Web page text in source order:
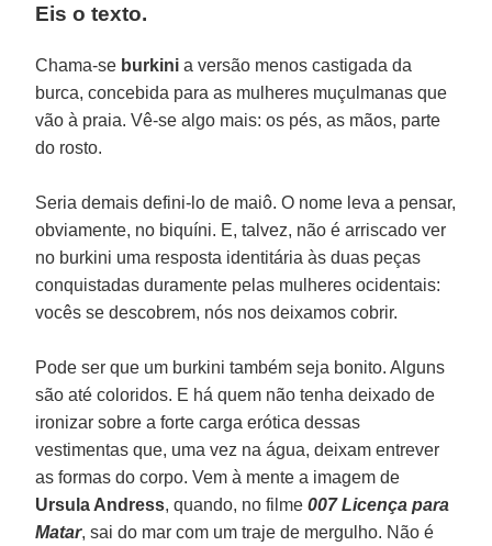
Eis o texto.
Chama-se burkini a versão menos castigada da
burca, concebida para as mulheres muçulmanas que
vão à praia. Vê-se algo mais: os pés, as mãos, parte
do rosto.
Seria demais defini-lo de maiô. O nome leva a pensar,
obviamente, no biquíni. E, talvez, não é arriscado ver
no burkini uma resposta identitária às duas peças
conquistadas duramente pelas mulheres ocidentais:
vocês se descobrem, nós nos deixamos cobrir.
Pode ser que um burkini também seja bonito. Alguns
são até coloridos. E há quem não tenha deixado de
ironizar sobre a forte carga erótica dessas
vestimentas que, uma vez na água, deixam entrever
as formas do corpo. Vem à mente a imagem de
Ursula Andress, quando, no filme007 Licença para
Matar, sai do mar com um traje de mergulho. Não é